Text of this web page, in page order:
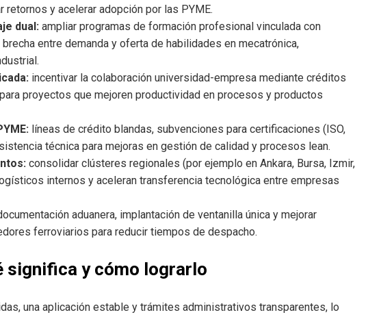
y acelerar adopción por las PYME.
dual: ampliar programas de formación profesional vinculada con
entre demanda y oferta de habilidades en mecatrónica,
incentivar la colaboración universidad-empresa mediante créditos
proyectos que mejoren productividad en procesos y productos
líneas de crédito blandas, subvenciones para certificaciones (ISO,
técnica para mejoras en gestión de calidad y procesos lean.
consolidar clústeres regionales (por ejemplo en Ankara, Bursa, Izmir,
internos y aceleran transferencia tecnológica entre empresas
aduanera, implantación de ventanilla única y mejorar
ferroviarios para reducir tiempos de despacho.
significa y cómo lograrlo
una aplicación estable y trámites administrativos transparentes, lo